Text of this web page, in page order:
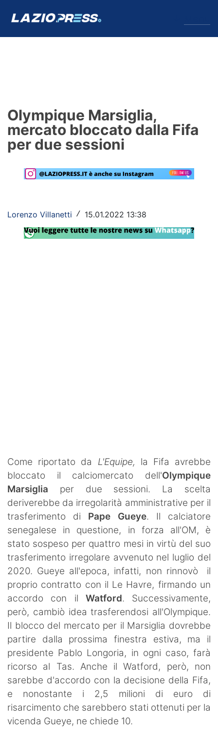
Formello
Infortuni
Primavera
Lazio Women
Rassegna Lazio
Contatti
Olympique Marsiglia,
mercato bloccato dalla Fifa
per due sessioni
Lorenzo Villanetti / 15.01.2022 13:38
Come riportato da L'Equipe, la Fifa avrebbe
bloccato il calciomercato dell'Olympique
Marsiglia per due sessioni. La scelta
deriverebbe da irregolarità amministrative per il
trasferimento di Pape Gueye. Il calciatore
senegalese in questione, in forza all'OM, è
stato sospeso per quattro mesi in virtù del suo
trasferimento irregolare avvenuto nel luglio del
2020. Gueye all'epoca, infatti, non rinnovò il
proprio contratto con il Le Havre, firmando un
accordo con il Watford. Successivamente,
però, cambiò idea trasferendosi all'Olympique.
Il blocco del mercato per il Marsiglia dovrebbe
partire dalla prossima finestra estiva, ma il
presidente Pablo Longoria, in ogni caso, farà
ricorso al Tas. Anche il Watford, però, non
sarebbe d'accordo con la decisione della Fifa,
e nonostante i 2,5 milioni di euro di
risarcimento che sarebbero stati ottenuti per la
vicenda Gueye, ne chiede 10.